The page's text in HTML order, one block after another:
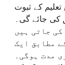
کے ثبوت
کی جائے گی۔
جاتی ہیں
مطابق ایک
مدت ہوگی۔